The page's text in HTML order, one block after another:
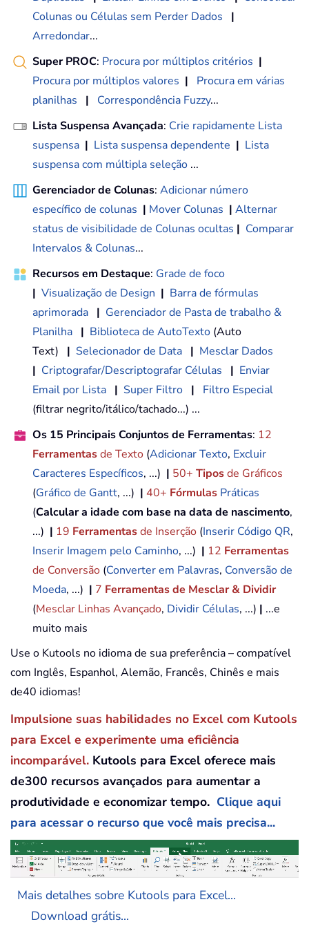
Colunas ou Células sem Perder Dados
|
Arredondar...
Super PROC: Procura por múltiplos critérios |
Procura por múltiplos valores |
Procura em várias
planilhas
| Correspondência Fuzzy...
Lista Suspensa Avançada: Crie rapidamente Lista
suspensa | Lista suspensa dependente | Lista
suspensa com múltipla seleção ...
Gerenciador de Colunas: Adicionar número
específico de colunas | Mover Colunas | Alternar
status de visibilidade de Colunas ocultas | Comparar
Intervalos & Colunas...
Recursos em Destaque: Grade de foco
| Visualização de Design | Barra de fórmulas
aprimorada | Gerenciador de Pasta de trabalho &
Planilha | Biblioteca de AutoTexto (Auto
Text) | Selecionador de Data | Mesclar Dados
| Criptografar/Descriptografar Células | Enviar
Email por Lista | Super Filtro |
Filtro Especial
(filtrar negrito/itálico/tachado...) ...
Os 15 Principais Conjuntos de Ferramentas: 12
Ferramentasde Texto (Adicionar Texto, Excluir
Caracteres Específicos, ...) | 50+ Tiposde Gráficos
(Gráfico de Gantt, ...) | 40+ Fórmulas Práticas
(Calcular a idade com base na data de nascimento,
...) | 19 Ferramentasde Inserção (Inserir Código QR,
Inserir Imagem pelo Caminho, ...) | 12 Ferramentas
de Conversão (Converter em Palavras, Conversão de
Moeda, ...) | 7 Ferramentas de Mesclar & Dividir
(Mesclar Linhas Avançado, Dividir Células, ...) | ...e
muito mais
Use o Kutools no idioma de sua preferência – compatível
com Inglês, Espanhol, Alemão, Francês, Chinês e mais
de40 idiomas!
Impulsione suas habilidades no Excel com Kutools
para Excel e experimente uma eficiência
incomparável. Kutools para Excel oferece mais
de300 recursos avançados para aumentar a
produtividade e economizar tempo. Clique aqui
para acessar o recurso que você mais precisa...
Mais detalhes sobre Kutools para Excel...
Download grátis...